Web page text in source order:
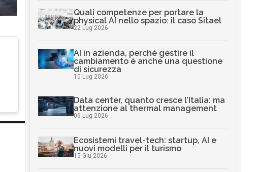
Quali competenze per portare la
physical AI nello spazio: il caso Sitael
22 Lug 2026
AI in azienda, perché gestire il
cambiamento è anche una questione
di sicurezza
10 Lug 2026
Data center, quanto cresce l’Italia: ma
attenzione al thermal management
06 Lug 2026
Ecosistemi travel-tech: startup, AI e
nuovi modelli per il turismo
15 Giu 2026